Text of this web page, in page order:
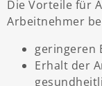
Die Vorteile für
Arbeitnehmer
geringeren
Erhalt der